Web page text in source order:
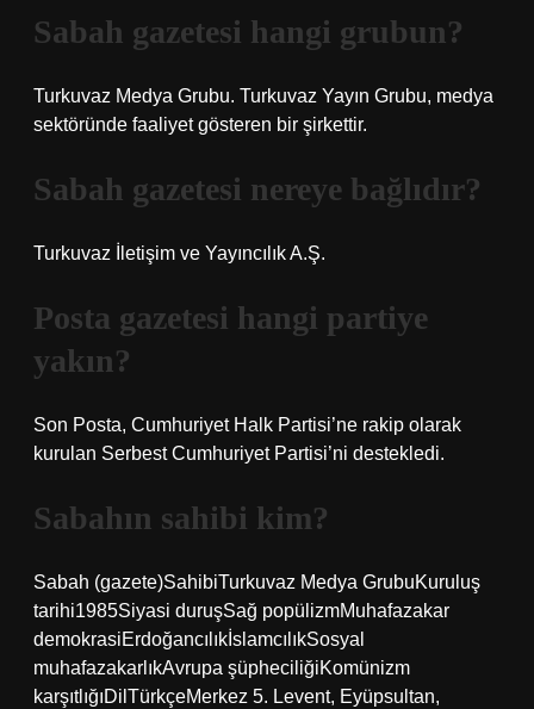
Sabah gazetesi hangi grubun?
Turkuvaz Medya Grubu. Turkuvaz Yayın Grubu, medya
sektöründe faaliyet gösteren bir şirkettir.
Sabah gazetesi nereye bağlıdır?
Turkuvaz İletişim ve Yayıncılık A.Ş.
Posta gazetesi hangi partiye
yakın?
Son Posta, Cumhuriyet Halk Partisi’ne rakip olarak
kurulan Serbest Cumhuriyet Partisi’ni destekledi.
Sabahın sahibi kim?
Sabah (gazete)SahibiTurkuvaz Medya GrubuKuruluş
tarihi1985Siyasi duruşSağ popülizmMuhafazakar
demokrasiErdoğancılıkİslamcılıkSosyal
muhafazakarlıkAvrupa şüpheciliğiKomünizm
karşıtlığıDilTürkçeMerkez 5. Levent, Eyüpsultan,